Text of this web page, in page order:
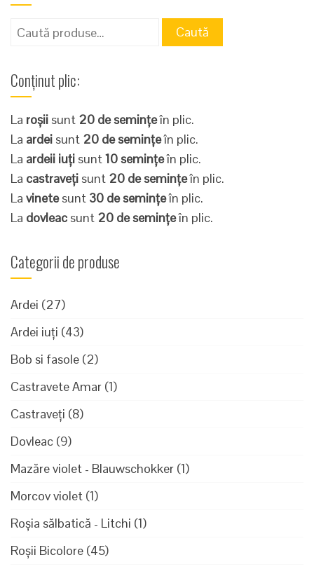
Caută
Caută
Conținut plic:
La roșii sunt 20 de semințeîn plic.
La ardei sunt 20 de semințeîn plic.
La ardeii iuți sunt10 semințeîn plic.
La castraveți sunt 20 de semințeîn plic.
La vinetesunt 30 de semințeîn plic.
La dovleac sunt 20 de semințeîn plic.
Categorii de produse
Ardei (27)
Ardei iuți (43)
Bob si fasole (2)
Castravete Amar (1)
Castraveți (8)
Dovleac (9)
Mazăre violet - Blauwschokker (1)
Morcov violet (1)
Roșia sălbatică - Litchi (1)
Roșii Bicolore (45)